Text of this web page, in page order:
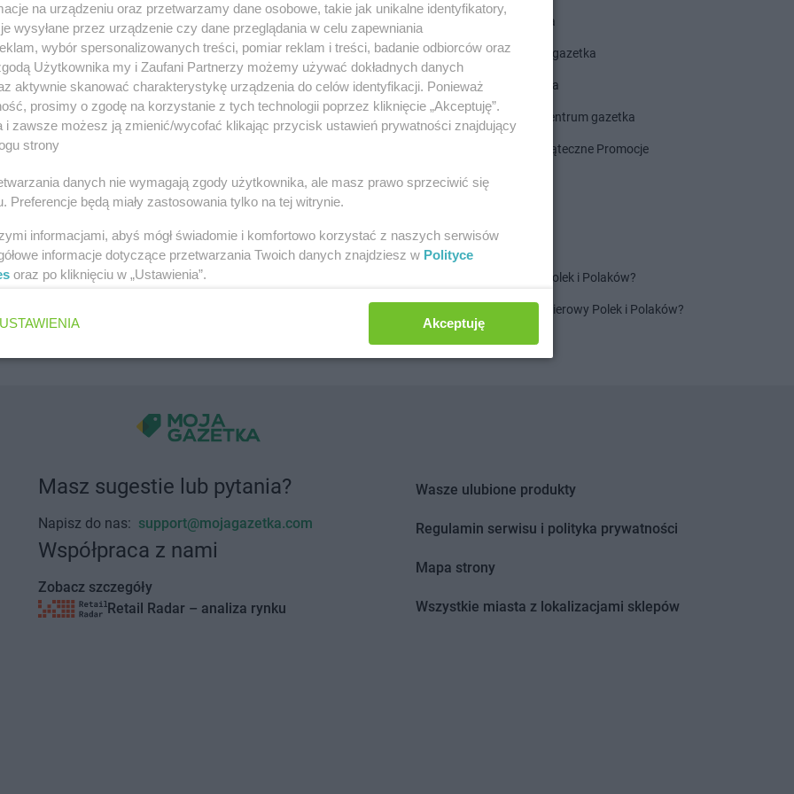
Lidl gazetka
Kaufland gazetka
PEPCO gazetka
Netto gazetka
ALDI gazetka
ROSSMANN gazetka
Dealz gazetka
Delikatesy Centrum gazetka
Gazetka Świąteczne Promocje
Jakie są ulubione płatki owsiane Polek i Polaków? Jaki jest ulubiony szampon Polek i Polaków?
Jaki jest ulubiony ręcznik papierowy Polek i Polaków?
Masz sugestie lub pytania?
Napisz do nas: support@mojagazetka.com
Współpraca z nami
Zobacz szczegóły
Retail Radar – analiza rynku
Wasze ulubione produkty
Regulamin serwisu i polityka prywatności
Mapa strony
Wszystkie miasta z lokalizacjami sklepów
na urządzeniu oraz przetwarzamy dane osobowe, takie jak unikalne identyfikatory,
wysyłane przez urządzenie czy dane przeglądania w celu zapewniania
wybór spersonalizowanych treści, pomiar reklam i treści, badanie odbiorców oraz
Użytkownika my i Zaufani Partnerzy możemy używać dokładnych danych
aktywnie skanować charakterystykę urządzenia do celów identyfikacji. Ponieważ
prosimy o zgodę na korzystanie z tych technologii poprzez kliknięcie „Akceptuję”.
i zawsze możesz ją zmienić/wycofać klikając przycisk ustawień prywatności znajdujący
strony
danych nie wymagają zgody użytkownika, ale masz prawo sprzeciwić się
Preferencje będą miały zastosowania tylko na tej witrynie.
informacjami, abyś mógł świadomie i komfortowo korzystać z naszych serwisów
informacje dotyczące przetwarzania Twoich danych znajdziesz w Polityce
oraz po kliknięciu w „Ustawienia”.
USTAWIENIA Akceptuję